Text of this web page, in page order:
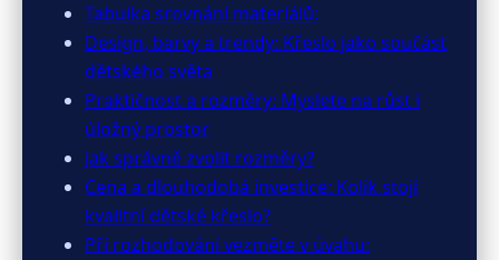
Tabulka srovnání materiálů:
Design, barvy a trendy: Křeslo jako součást
dětského světa
Praktičnost a rozměry: Myslete na růst i
úložný prostor
Jak správně zvolit rozměry?
Cena a dlouhodobá investice: Kolik stojí
kvalitní dětské křeslo?
Při rozhodování vezměte v úvahu: